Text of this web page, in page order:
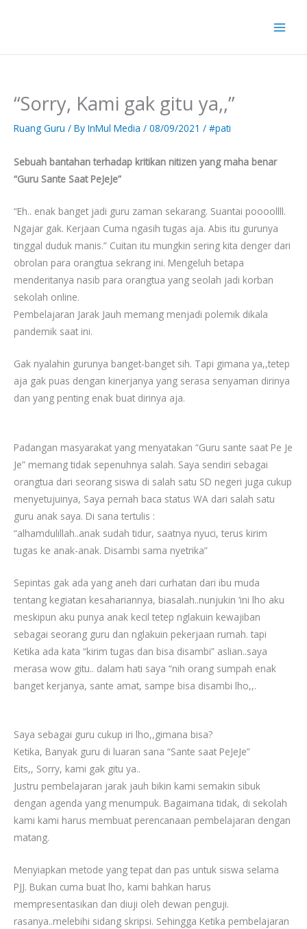
“Sorry, Kami gak gitu ya,,”
Ruang Guru / By InMul Media / 08/09/2021 / #pati
Sebuah bantahan terhadap kritikan nitizen yang maha benar
“Guru Sante Saat PeJeJe”
“Eh.. enak banget jadi guru zaman sekarang. Suantai poooollll.
Ngajar gak. Kerjaan Cuma ngasih tugas aja. Abis itu gurunya
tinggal duduk manis.” Cuitan itu mungkin sering kita denger dari
obrolan para orangtua sekrang ini. Mengeluh betapa
menderitanya nasib para orangtua yang seolah jadi korban
sekolah online.
Pembelajaran Jarak Jauh memang menjadi polemik dikala
pandemik saat ini.
Gak nyalahin gurunya banget-banget sih. Tapi gimana ya,,tetep
aja gak puas dengan kinerjanya yang serasa senyaman dirinya
dan yang penting enak buat dirinya aja.
Padangan masyarakat yang menyatakan “Guru sante saat Pe Je
Je” memang tidak sepenuhnya salah. Saya sendiri sebagai
orangtua dari seorang siswa di salah satu SD negeri juga cukup
menyetujuinya, Saya pernah baca status WA dari salah satu
guru anak saya. Di sana tertulis :
“alhamdulillah..anak sudah tidur, saatnya nyuci, terus kirim
tugas ke anak-anak. Disambi sama nyetrika”
Sepintas gak ada yang aneh dari curhatan dari ibu muda
tentang kegiatan kesahariannya, biasalah..nunjukin ‘ini lho aku
meskipun aku punya anak kecil tetep nglakuin kewajiban
sebagai seorang guru dan nglakuin pekerjaan rumah. tapi
Ketika ada kata “kirim tugas dan bisa disambi” aslian..saya
merasa wow gitu.. dalam hati saya “nih orang sumpah enak
banget kerjanya, sante amat, sampe bisa disambi lho,,.
Saya sebagai guru cukup iri lho,,gimana bisa?
Ketika, Banyak guru di luaran sana “Sante saat PeJeJe”
Eits,, Sorry, kami gak gitu ya..
Justru pembelajaran jarak jauh bikin kami semakin sibuk
dengan agenda yang menumpuk. Bagaimana tidak, di sekolah
kami kami harus membuat perencanaan pembelajaran dengan
matang.
Menyiapkan metode yang tepat dan pas untuk siswa selama
PJJ. Bukan cuma buat lho, kami bahkan harus
mempresentasikan dan diuji oleh dewan penguji.
rasanya..melebihi sidang skripsi. Sehingga Ketika pembelajaran